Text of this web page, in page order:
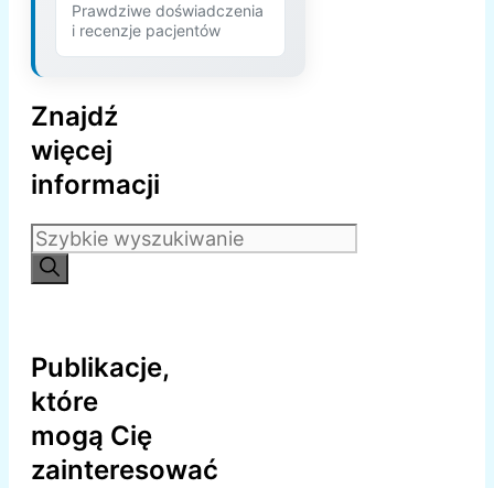
Prawdziwe doświadczenia
i recenzje pacjentów
Znajdź
więcej
informacji
Szukaj:
Publikacje,
które
mogą Cię
zainteresować